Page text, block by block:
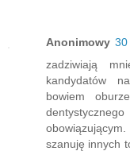
Anonimowy 30
zadziwiają
kandydatów
bowiem
szanuję innych